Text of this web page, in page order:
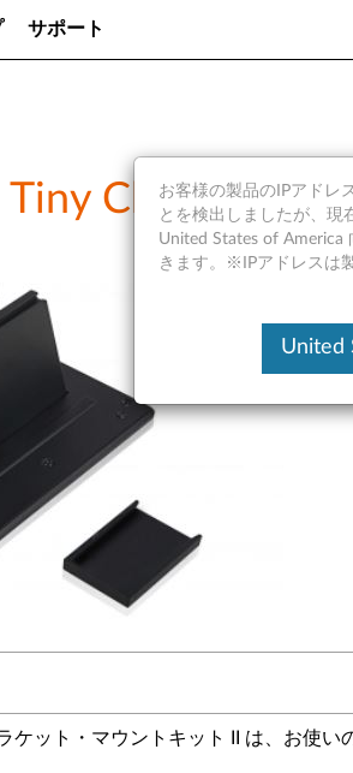
サポート
Tiny Clamp ブラ
ケット・マウントキット II は、お使
お客様の製品のIPアドレ
とを検出しましたが、現
United States of America
きます。※IPアドレスは
United